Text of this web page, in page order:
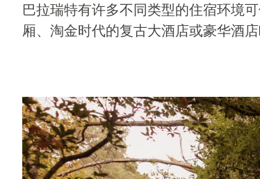
巴拉瑞特有许多不同类型的住宿环境
厢、淘金时代的复古大酒店或豪华酒店